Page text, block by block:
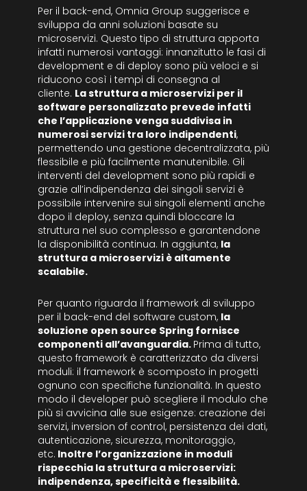
Per il back-end, Omnia Group suggerisce e
sviluppa da anni soluzioni basate su
microservizi. Questo tipo di struttura apporta
infatti numerosi vantaggi: innanzitutto le fasi di
development e di deploy sono più veloci e si
riducono così i tempi di consegna al
cliente. La struttura a microservizi per il
software personalizzato prevede infatti
che l’applicazione venga suddivisa in
numerosi servizi tra loro indipendenti,
permettendo una gestione decentralizzata, più
flessibile e più facilmente manutenibile. Gli
interventi del development sono più rapidi e
grazie all’indipendenza dei singoli servizi è
possibile intervenire sui singoli elementi anche
dopo il deploy, senza quindi bloccare la
struttura nel suo complesso e garantendone
la disponibilità continua. In aggiunta, la
struttura a microservizi è altamente
scalabile.
Per quanto riguarda il framework di sviluppo
per il back-end del software custom, la
soluzione open source Spring fornisce
componenti all’avanguardia. Prima di tutto,
questo framework è caratterizzato da diversi
moduli: il framework è scomposto in progetti
ognuno con specifiche funzionalità. In questo
modo il developer può scegliere il modulo che
più si avvicina alle sue esigenze: creazione dei
servizi, inversion of control, persistenza dei dati,
autenticazione, sicurezza, monitoraggio,
etc. Inoltre l’organizzazione in moduli
rispecchia la struttura a microservizi:
indipendenza, specificità e flessibilità.